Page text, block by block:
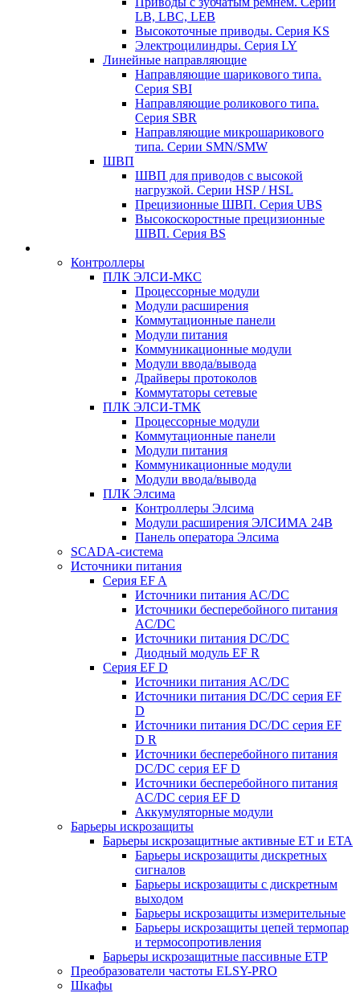
LB, LBC, LEB
Высокоточные приводы. Серия KS
Электроцилиндры. Серия LY
Линейные направляющие
Направляющие шарикового типа.
Серия SBI
Направляющие роликового типа.
Серия SBR
Направляющие микрошарикового
типа. Серии SMN/SMW
ШВП
ШВП для приводов с высокой
нагрузкой. Серии HSP / HSL
Прецизионные ШВП. Серия UBS
Высокоскоростные прецизионные
ШВП. Серия BS
Контроллеры
ПЛК ЭЛСИ-МКС
Процессорные модули
Модули расширения
Коммутационные панели
Модули питания
Коммуникационные модули
Модули ввода/вывода
Драйверы протоколов
Коммутаторы сетевые
ПЛК ЭЛСИ-ТМК
Процессорные модули
Коммутационные панели
Модули питания
Коммуникационные модули
Модули ввода/вывода
ПЛК Элсима
Контроллеры Элсима
Модули расширения ЭЛСИМА 24В
Панель оператора Элсима
SCADA-система
Источники питания
Серия EF A
Источники питания AC/DC
Источники бесперебойного питания
AC/DC
Источники питания DC/DC
Диодный модуль EF R
Серия EF D
Источники питания AC/DC
Источники питания DC/DC серия EF
D
Источники питания DC/DC серия EF
D R
Источники бесперебойного питания
DC/DC серия EF D
Источники бесперебойного питания
AC/DC серия EF D
Аккумуляторные модули
Барьеры искрозащиты
Барьеры искрозащитные активные ET и ETA
Барьеры искрозащиты дискретных
сигналов
Барьеры искрозащиты с дискретным
выходом
Барьеры искрозащиты измерительные
Барьеры искрозащиты цепей термопар
и термосопротивления
Барьеры искрозащитные пассивные ЕТР
Преобразователи частоты ELSY-PRO
Шкафы